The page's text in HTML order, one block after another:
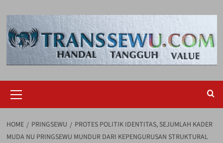
to
content
Menu
HOME PRINGSEWU
PROTES POLITIK IDENTITAS, SEJUMLAH KADER
MUDA NU PRINGSEWU MUNDUR DARI KEPENGURUSAN STRUKTURAL